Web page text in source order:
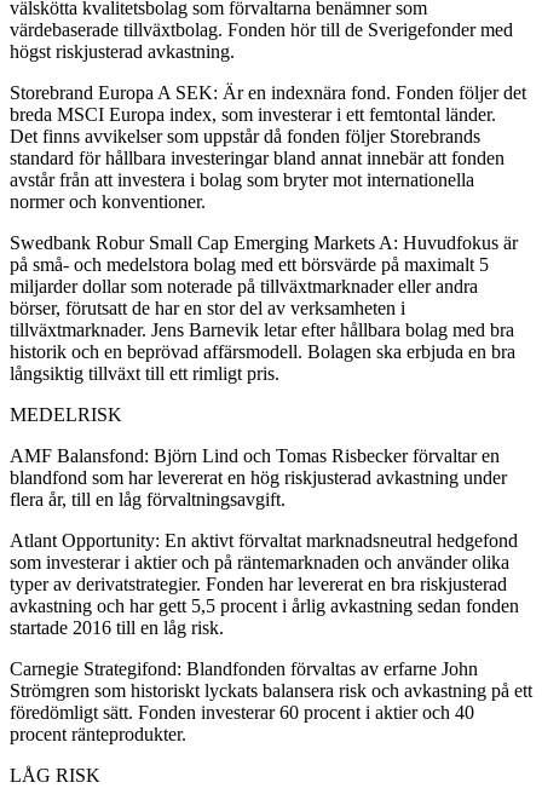
välskötta kvalitetsbolag som förvaltarna benämner som
värdebaserade tillväxtbolag. Fonden hör till de Sverigefonder med
högst riskjusterad avkastning.
Storebrand Europa A SEK: Är en indexnära fond. Fonden följer det
breda MSCI Europa index, som investerar i ett femtontal länder.
Det finns avvikelser som uppstår då fonden följer Storebrands
standard för hållbara investeringar bland annat innebär att fonden
avstår från att investera i bolag som bryter mot internationella
normer och konventioner.
Swedbank Robur Small Cap Emerging Markets A: Huvudfokus är
på små- och medelstora bolag med ett börsvärde på maximalt 5
miljarder dollar som noterade på tillväxtmarknader eller andra
börser, förutsatt de har en stor del av verksamheten i
tillväxtmarknader. Jens Barnevik letar efter hållbara bolag med bra
historik och en beprövad affärsmodell. Bolagen ska erbjuda en bra
långsiktig tillväxt till ett rimligt pris.
MEDELRISK
AMF Balansfond: Björn Lind och Tomas Risbecker förvaltar en
blandfond som har levererat en hög riskjusterad avkastning under
flera år, till en låg förvaltningsavgift.
Atlant Opportunity: En aktivt förvaltat marknadsneutral hedgefond
som investerar i aktier och på räntemarknaden och använder olika
typer av derivatstrategier. Fonden har levererat en bra riskjusterad
avkastning och har gett 5,5 procent i årlig avkastning sedan fonden
startade 2016 till en låg risk.
Carnegie Strategifond: Blandfonden förvaltas av erfarne John
Strömgren som historiskt lyckats balansera risk och avkastning på ett
föredömligt sätt. Fonden investerar 60 procent i aktier och 40
procent ränteprodukter.
LÅG RISK